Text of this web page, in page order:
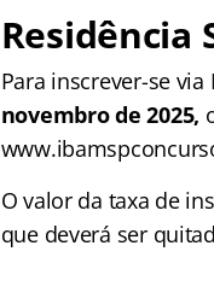
Residência
Para inscrever-se
novembro de 2025,
O valor da taxa de
que deverá ser